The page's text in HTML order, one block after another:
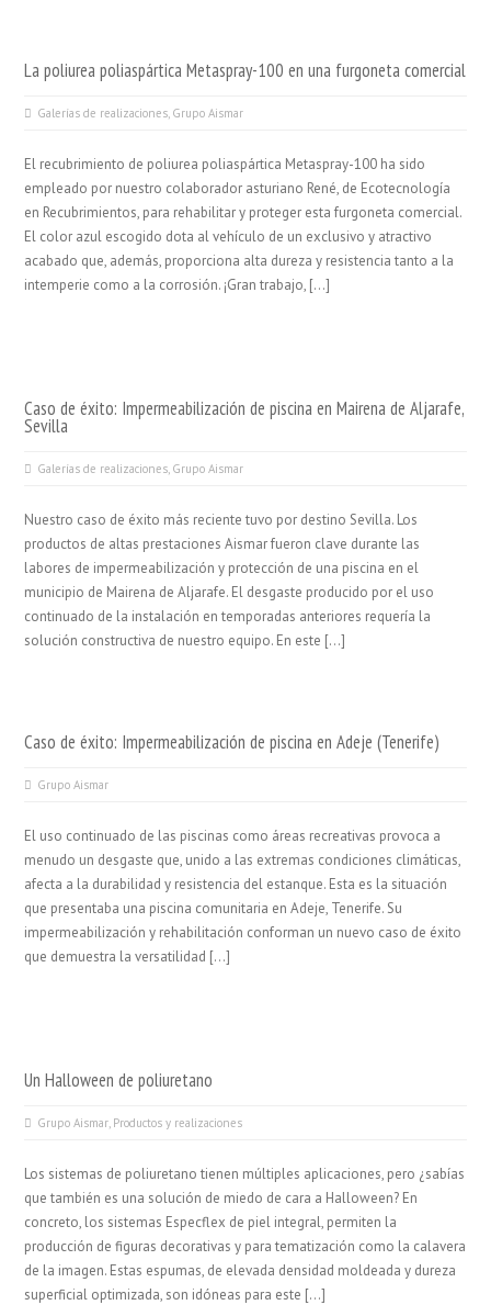
La poliurea poliaspártica Metaspray-100 en una furgoneta comercial
Galerías de realizaciones, Grupo Aismar
El recubrimiento de poliurea poliaspártica Metaspray-100 ha sido
empleado por nuestro colaborador asturiano René, de Ecotecnología
en Recubrimientos, para rehabilitar y proteger esta furgoneta comercial.
El color azul escogido dota al vehículo de un exclusivo y atractivo
acabado que, además, proporciona alta dureza y resistencia tanto a la
intemperie como a la corrosión. ¡Gran trabajo, […]
Caso de éxito: Impermeabilización de piscina en Mairena de Aljarafe,
Sevilla
Galerías de realizaciones, Grupo Aismar
Nuestro caso de éxito más reciente tuvo por destino Sevilla. Los
productos de altas prestaciones Aismar fueron clave durante las
labores de impermeabilización y protección de una piscina en el
municipio de Mairena de Aljarafe. El desgaste producido por el uso
continuado de la instalación en temporadas anteriores requería la
solución constructiva de nuestro equipo. En este […]
Caso de éxito: Impermeabilización de piscina en Adeje (Tenerife)
Grupo Aismar
El uso continuado de las piscinas como áreas recreativas provoca a
menudo un desgaste que, unido a las extremas condiciones climáticas,
afecta a la durabilidad y resistencia del estanque. Esta es la situación
que presentaba una piscina comunitaria en Adeje, Tenerife. Su
impermeabilización y rehabilitación conforman un nuevo caso de éxito
que demuestra la versatilidad […]
Un Halloween de poliuretano
Grupo Aismar, Productos y realizaciones
Los sistemas de poliuretano tienen múltiples aplicaciones, pero ¿sabías
que también es una solución de miedo de cara a Halloween? En
concreto, los sistemas Especflex de piel integral, permiten la
producción de figuras decorativas y para tematización como la calavera
de la imagen. Estas espumas, de elevada densidad moldeada y dureza
superficial optimizada, son idóneas para este […]